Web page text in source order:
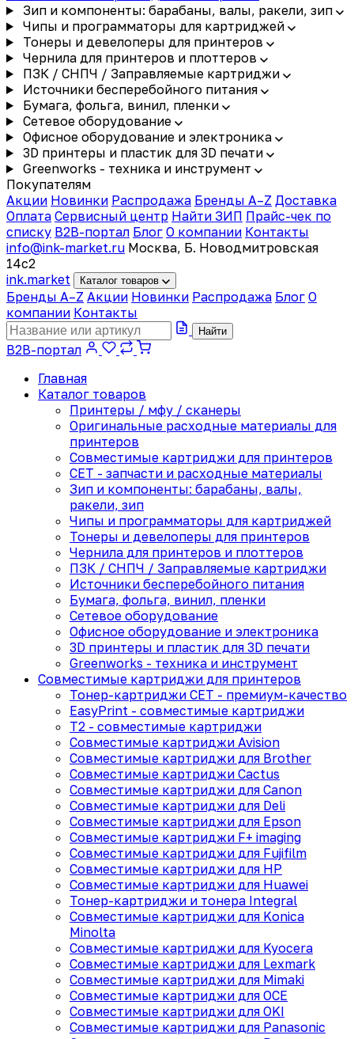
Зип и компоненты: барабаны, валы, ракели, зип
Чипы и программаторы для картриджей
Тонеры и девелоперы для принтеров
Чернила для принтеров и плоттеров
ПЗК / СНПЧ / Заправляемые картриджи
Источники бесперебойного питания
Бумага, фольга, винил, пленки
Сетевое оборудование
Офисное оборудование и электроника
3D принтеры и пластик для 3D печати
Greenworks - техника и инструмент
Покупателям
Акции Новинки Распродажа Бренды A–Z Доставка
Оплата Сервисный центр Найти ЗИП Прайс-чек по
списку B2B-портал Блог О компании Контакты
info@ink-market.ru Москва, Б. Новодмитровская
14с2
ink.market Каталог товаров
Бренды A–Z Акции Новинки Распродажа Блог О
компании Контакты
Найти
B2B-портал
Главная
Каталог товаров
Принтеры / мфу / сканеры
Оригинальные расходные материалы для
принтеров
Совместимые картриджи для принтеров
CET - запчасти и расходные материалы
Зип и компоненты: барабаны, валы,
ракели, зип
Чипы и программаторы для картриджей
Тонеры и девелоперы для принтеров
Чернила для принтеров и плоттеров
ПЗК / СНПЧ / Заправляемые картриджи
Источники бесперебойного питания
Бумага, фольга, винил, пленки
Сетевое оборудование
Офисное оборудование и электроника
3D принтеры и пластик для 3D печати
Greenworks - техника и инструмент
Совместимые картриджи для принтеров
Тонер-картриджи CET - премиум-качество
EasyPrint - cовместимые картриджи
T2 - совместимые картриджи
Совместимые картриджи Avision
Совместимые картриджи для Brother
Совместимые картриджи Cactus
Совместимые картриджи для Canon
Совместимые картриджи для Deli
Совместимые картриджи для Epson
Совместимые картриджи F+ imaging
Совместимые картриджи для Fujifilm
Совместимые картриджи для HP
Совместимые картриджи для Huawei
Тонер-картриджи и тонера Integral
Совместимые картриджи для Konica
Minolta
Совместимые картриджи для Kyocera
Совместимые картриджи для Lexmark
Совместимые картриджи для Mimaki
Совместимые картриджи для OCE
Совместимые картриджи для OKI
Совместимые картриджи для Panasonic